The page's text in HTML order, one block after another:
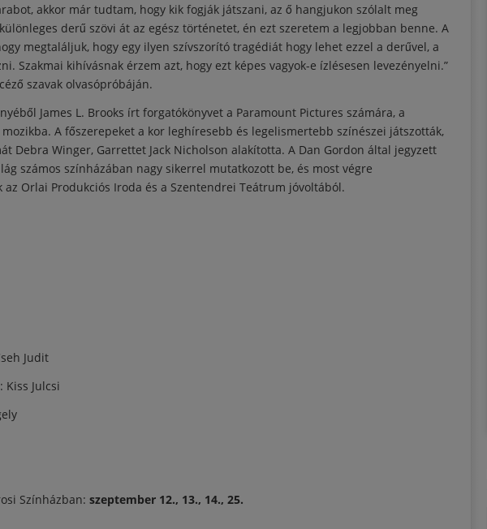
akkor már tudtam, hogy kik fogják játszani, az ő hangjukon szólalt meg
derű szövi át az egész történetet, én ezt szeretem a legjobban benne. A
megtaláljuk, hogy egy ilyen szívszorító tragédiát hogy lehet ezzel a derűvel, a
Szakmai kihívásnak érzem azt, hogy ezt képes vagyok-e ízlésesen levezényelni.”
szavak olvasópróbáján.
James L. Brooks írt forgatókönyvet a Paramount Pictures számára, a
A főszerepeket a kor leghíresebb és legelismertebb színészei játszották,
Debra Winger, Garrettet Jack Nicholson alakította. A Dan Gordon által jegyzett
számos színházában nagy sikerrel mutatkozott be, és most végre
az Orlai Produkciós Iroda és a Szentendrei Teátrum jóvoltából.
Judit
Kiss Julcsi
Színházban: szeptember 12., 13., 14., 25.